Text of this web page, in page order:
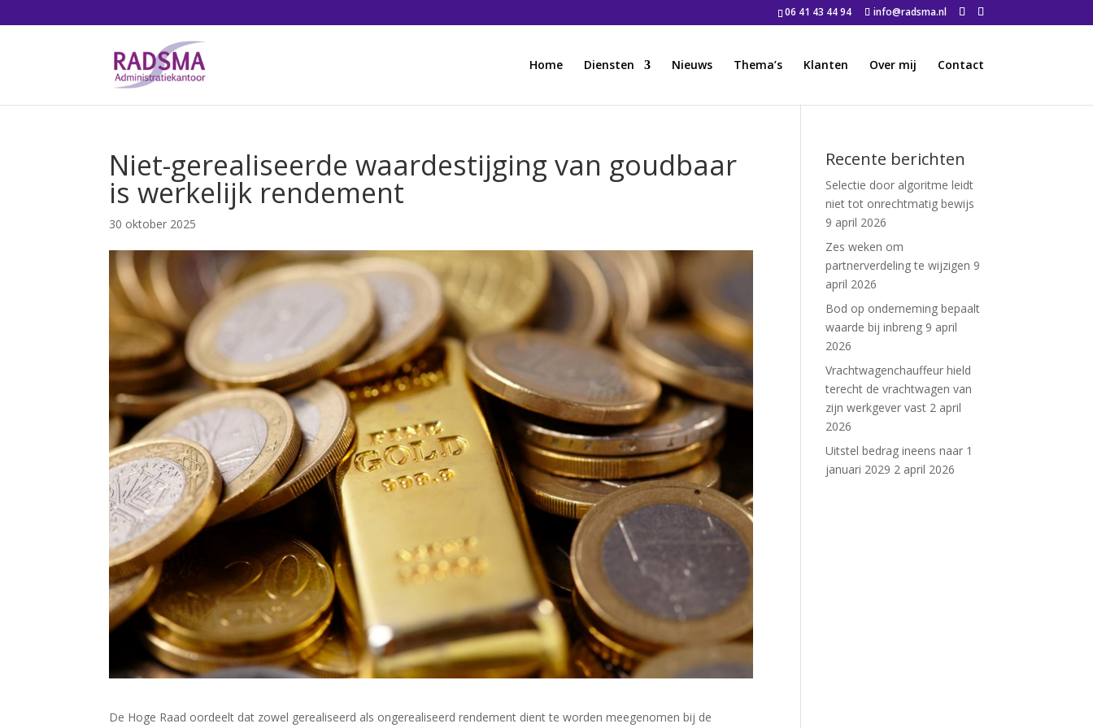
06 41 43 44 94 info@radsma.nl
Home Diensten Nieuws Thema’s Klanten Over mij Contact
Niet-gerealiseerde waardestijging van goudbaar
is werkelijk rendement
30 oktober 2025
De Hoge Raad oordeelt dat zowel gerealiseerd als ongerealiseerd rendement dient te worden meegenomen bij de
Recente berichten
Selectie door algoritme leidt
niet tot onrechtmatig bewijs
9 april 2026
Zes weken om
partnerverdeling te wijzigen 9
april 2026
Bod op onderneming bepaalt
waarde bij inbreng 9 april
2026
Vrachtwagenchauffeur hield
terecht de vrachtwagen van
zijn werkgever vast 2 april
2026
Uitstel bedrag ineens naar 1
januari 2029 2 april 2026